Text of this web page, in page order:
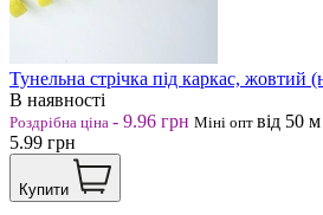
Тунельна стрічка під каркас, жовтий
В наявності
Роздрібна ціна - 9.96 грн Міні опт від 50 м
5.99 грн
Купити